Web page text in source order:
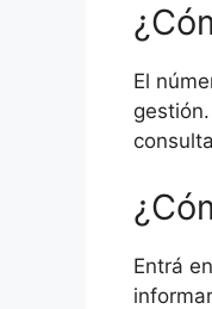
El
Entrá en